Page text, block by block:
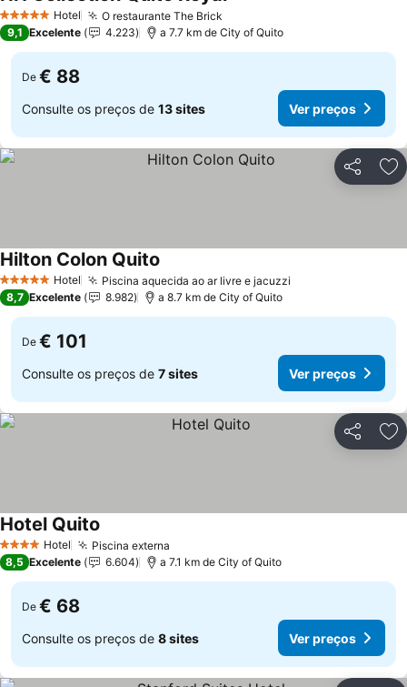
5 Estrelas Hotel O restaurante The Brick
Ver preços
9,1 Excelente 4.223 a 7.7 km de City of Quito
De € 88
Consulte os preços de 13 sites Ver preços
Partilhar
5 Estrelas Hotel Piscina aquecida ao ar livre e jacuzzi
Hilton Colon Quito
8,7 Excelente 8.982 a 8.7 km de City of Quito
De € 101
Consulte os preços de 7 sites Ver preços
Partilhar
4 EstrelasHotel Piscina externa
Hotel Quito
8,5 Excelente 6.604 a 7.1 km de City of Quito
De € 68
Consulte os preços de 8 sites Ver preços